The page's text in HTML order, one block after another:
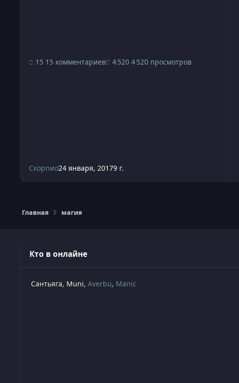
15 комментариев 4 520 просмотров
Скорпио24 января, 20179 г.
Главная магия
Кто в онлайне
Сантьяга Muni Averbu Manic